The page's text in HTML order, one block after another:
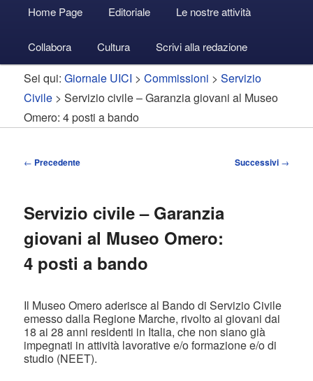
principale
Vai
al
contenuto
principale
Vai
al
contenuto
secondario
Accedi
Home Page Editoriale Le nostre attività
Collabora Cultura Scrivi alla redazione
Sei qui:Giornale UICI >Commissioni >Servizio
Civile > Servizio civile – Garanzia giovani al Museo
Omero: 4 posti a bando
Navigazione
← Precedente Successivi →
Servizio civile – Garanzia
giovani al Museo Omero:
4 posti a bando
Il Museo Omero aderisce al Bando di Servizio Civile
emesso dalla Regione Marche, rivolto ai giovani dai
18 ai 28 anni residenti in Italia, che non siano già
impegnati in attività lavorative e/o formazione e/o di
studio (NEET).